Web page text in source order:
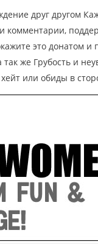
друг другом
комментарии,
это донатом и
же Грубость и
или обиды в